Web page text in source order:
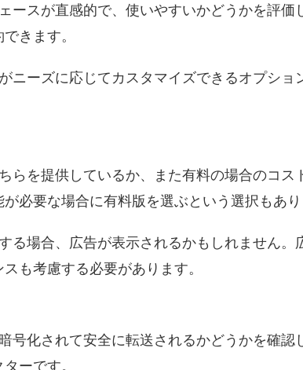
ースが直感的で、使いやすいかどうかを評
きます。
ニーズに応じてカスタマイズできるオプシ
らを提供しているか、また有料の場合のコ
必要な場合に有料版を選ぶという選択もあり
る場合、広告が表示されるかもしれません
も考慮する必要があります。
号化されて安全に転送されるかどうかを確認
ーです。